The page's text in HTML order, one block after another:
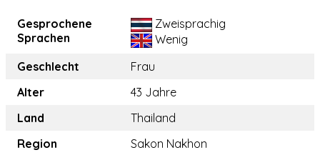
Gesprochene
Sprachen
Zweisprachig
Wenig
Geschlecht
Frau
Alter
43 Jahre
Land
Thailand
Region
Sakon Nakhon